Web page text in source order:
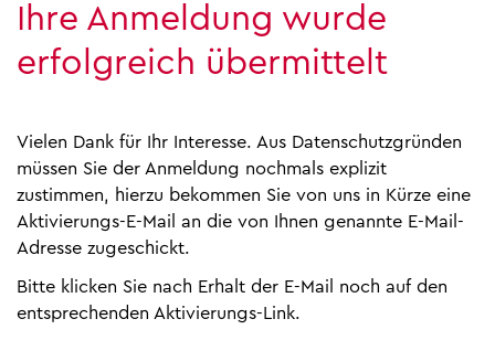
Ihre Anmeldung wurde
erfolgreich übermittelt
Vielen Dank für Ihr Interesse. Aus Datenschutzgründen
müssen Sie der Anmeldung nochmals explizit
zustimmen, hierzu bekommen Sie von uns in Kürze eine
Aktivierungs-E-Mail an die von Ihnen genannte E-Mail-
Adresse zugeschickt.
Bitte klicken Sie nach Erhalt der E-Mail noch auf den
entsprechenden Aktivierungs-Link.